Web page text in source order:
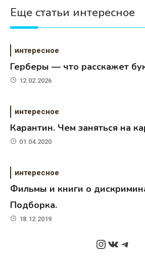
Еще статьи интересное
интересное
Герберы — что расскажет
12.02.2026
интересное
Карантин. Чем заняться на
01.04.2020
интересное
Фильмы и книги о
Подборка.
18.12.2019
Instagram